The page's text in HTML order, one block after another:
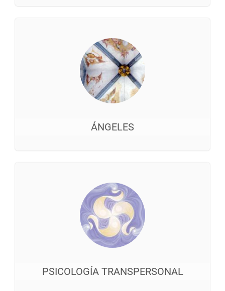
ÁNGELES
PSICOLOGÍA TRANSPERSONAL